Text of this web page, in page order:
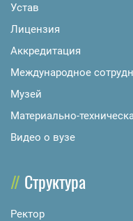
Устав
Лицензия
Аккредитация
Международное
Музей
Материально-
Видео о вузе
Структура
Ректор